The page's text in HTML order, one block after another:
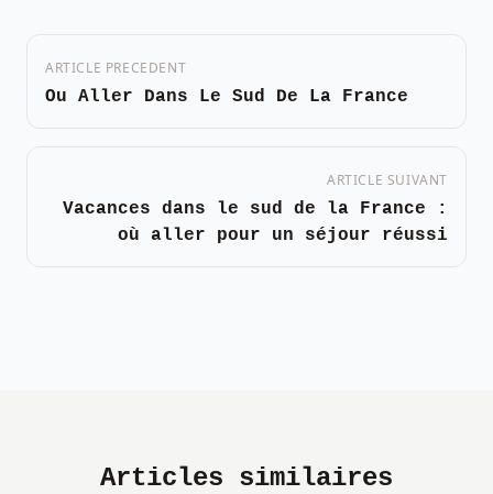
ARTICLE PRECEDENT
Ou Aller Dans Le Sud De La France
ARTICLE SUIVANT
Vacances dans le sud de la France :
où aller pour un séjour réussi
Articles similaires